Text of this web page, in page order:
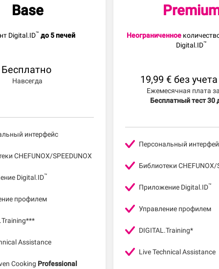
Base
Digital.ID™ до 5 печей
Бесплатно
Навсегда
интерфейс
CHEFUNOX/SPEEDUNOX
Digital.ID™
профилем
Assistance
Cooking Professional
Неограниченное
Digital.ID™
19,99 € без
Ежемесячная плата
Бесплатный тест 30
Персональный
Библиотеки CHEFUNOX/
Приложение Digital.ID™
Управление профилем
DIGITAL.Training*
Live Technical Assistance